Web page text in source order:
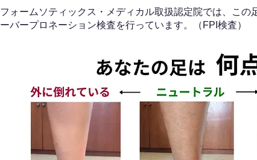
フォームソティックス・メディカル取扱認定院では、この
ーバープロネーション検査を行っています。（FPI検査）​